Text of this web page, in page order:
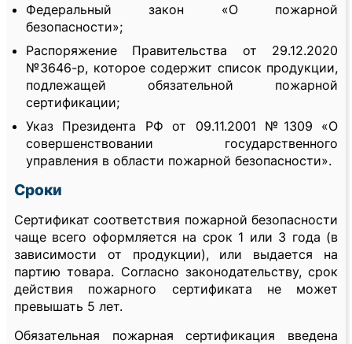
Федеральный закон «О пожарной
безопасности»;
Распоряжение Правительства от 29.12.2020
№3646-р, которое содержит список продукции,
подлежащей обязательной пожарной
сертификации;
Указ Президента РФ от 09.11.2001 №1309 «О
совершенствовании государственного
управления в области пожарной безопасности».
Сроки
Сертификат соответствия пожарной безопасности
чаще всего оформляется на срок 1 или 3 года (в
зависимости от продукции), или выдается на
партию товара. Согласно законодательству, срок
действия пожарного сертификата не может
превышать 5 лет.
Обязательная пожарная сертификация введена